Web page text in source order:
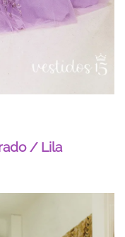
/ Lila